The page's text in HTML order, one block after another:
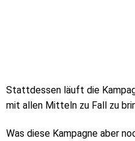
Stattdessen läuft die
mit allen Mitteln zu Fall zu
Was diese Kampagne aber